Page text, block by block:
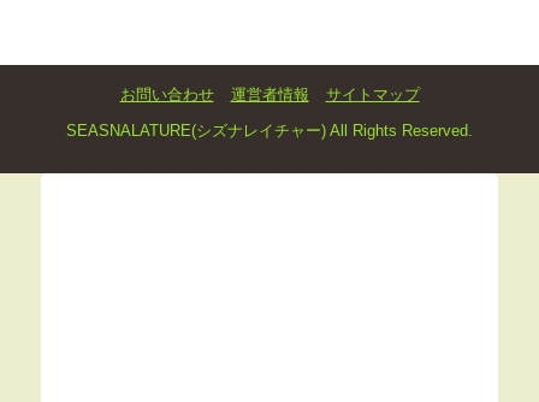
お問い合わせ 運営者情報
サイトマップ
SEASNALATURE(シズナレイチャー) All Rights Reserved.